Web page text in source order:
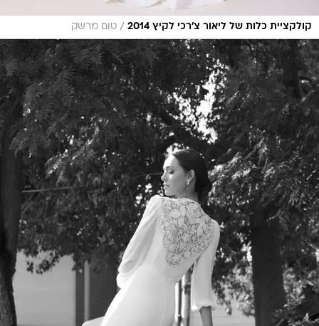
קולקציית כלות של ליאור צ'רכי לקיץ 2014 / טום מרשק